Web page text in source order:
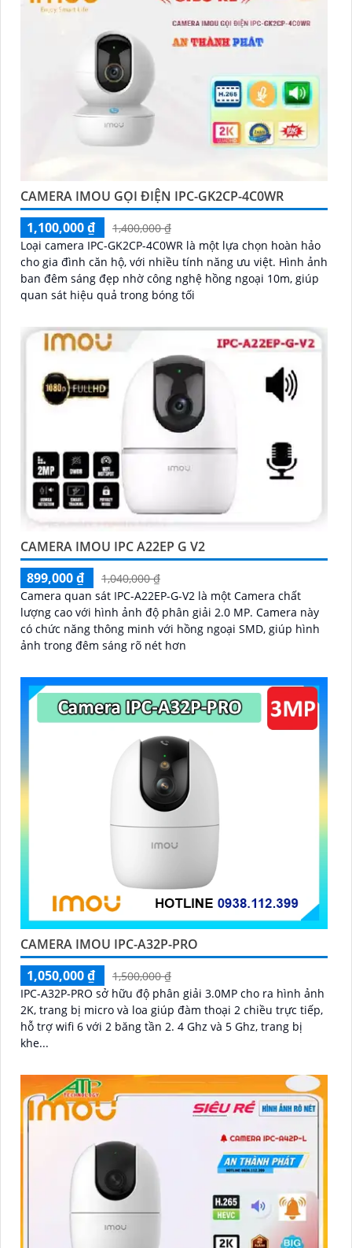
CAMERA IMOU GỌI ĐIỆN IPC-GK2CP-4C0WR
1,100,000 ₫
1,400,000 ₫
Loại camera IPC-GK2CP-4C0WR là một lựa chọn hoàn hảo
cho gia đình căn hộ, với nhiều tính năng ưu việt. Hình ảnh
ban đêm sáng đẹp nhờ công nghệ hồng ngoại 10m, giúp
quan sát hiệu quả trong bóng tối
CAMERA IMOU IPC A22EP G V2
899,000 ₫
1,040,000 ₫
Camera quan sát IPC-A22EP-G-V2 là một Camera chất
lượng cao với hình ảnh độ phân giải 2.0 MP. Camera này
có chức năng thông minh với hồng ngoại SMD, giúp hình
ảnh trong đêm sáng rõ nét hơn
CAMERA IMOU IPC-A32P-PRO
1,050,000 ₫
1,500,000 ₫
IPC-A32P-PRO sở hữu độ phân giải 3.0MP cho ra hình ảnh
2K, trang bị micro và loa giúp đàm thoại 2 chiều trực tiếp,
hỗ trợ wifi 6 với 2 băng tần 2. 4 Ghz và 5 Ghz, trang bị
khe...